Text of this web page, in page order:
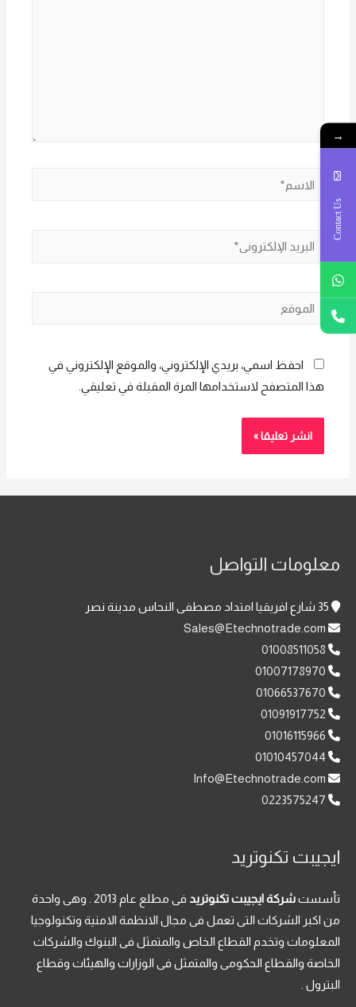
الاسم*
البريد
الإلكتروني*
الموقع
احفظ اسمي، بريدي الإلكتروني، والموقع الإلكتروني في
هذا المتصفح لاستخدامها المرة المقبلة في تعليقي.
معلومات التواصل
35 شارع افريقيا امتداد مصطفى النحاس مدينة نصر
Sales@Etechnotrade.com
01008511058
01007178970
01066537670
01091917752
01016115966
01010457044
Info@Etechnotrade.com
0223575247
ايجيبت تكنوتريد
تأسستشركة ايجيبت تكنوتريد
فى مطلع عام 2013 . وهى واحدة
من اكبر الشركات التى تعمل فى مجال الانظمة الامنية وتكنولوجيا
المعلومات وتخدم القطاع الخاص والمتمثل فى البنوك والشركات
الخاصة والقطاع الحكومى والمتمثل فى الوزارات والهيئات وقطاع
البترول .
→
Contact Us